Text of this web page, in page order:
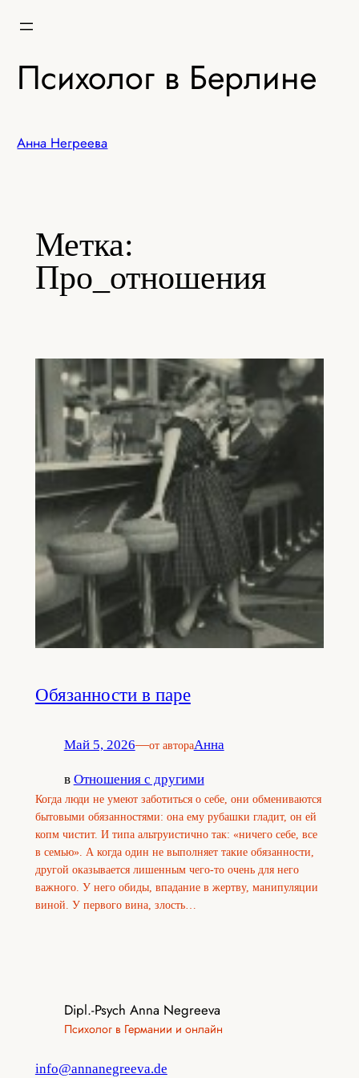
Психолог в Берлине
Анна Негреева
Метка:
Про_отношения
Обязанности в паре
Май 5, 2026—от автораАнна
в Отношения с другими
Когда люди не умеют заботиться о себе, они обмениваются
бытовыми обязанностями: она ему рубашки гладит, он ей
копм чистит. И типа альтруистично так: «ничего себе, все
в семью». А когда один не выполняет такие обязанности,
другой оказывается лишенным чего-то очень для него
важного. У него обиды, впадание в жертву, манипуляции
виной. У первого вина, злость…
Dipl.-Psych Anna Negreeva
Психолог в Германии и онлайн
info@annanegreeva.de